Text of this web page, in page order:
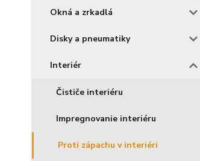
Okná a zrkadlá
Disky a pneumatiky
Interiér
Čističe interiéru
Impregnovanie interiéru
Proti zápachu v interiéri